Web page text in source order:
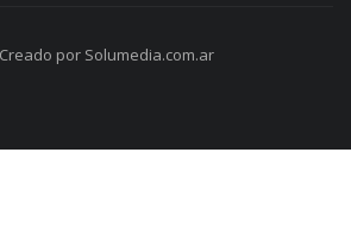
por Solumedia.com.ar